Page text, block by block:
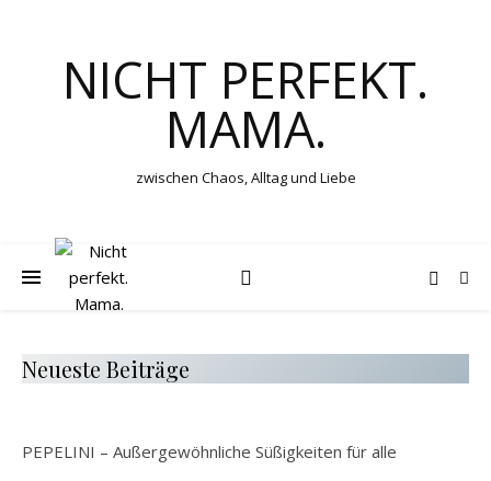
NICHT PERFEKT.
MAMA.
zwischen Chaos, Alltag und Liebe
Neueste Beiträge
PEPELINI – Außergewöhnliche Süßigkeiten für alle